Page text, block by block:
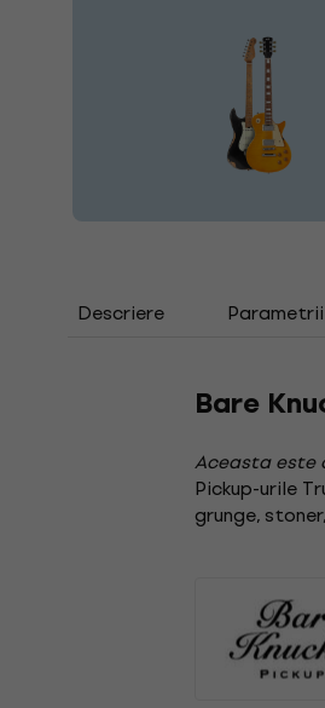
Descriere
Bare
Aceasta este
Pickup-urile
grunge,